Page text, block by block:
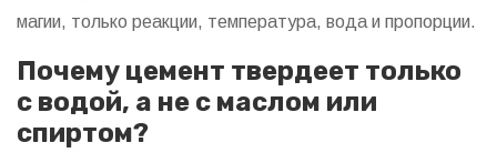
магии, только реакции, температура, вода и пропорции.
Почему цемент твердеет только
с водой, а не с маслом или
спиртом?